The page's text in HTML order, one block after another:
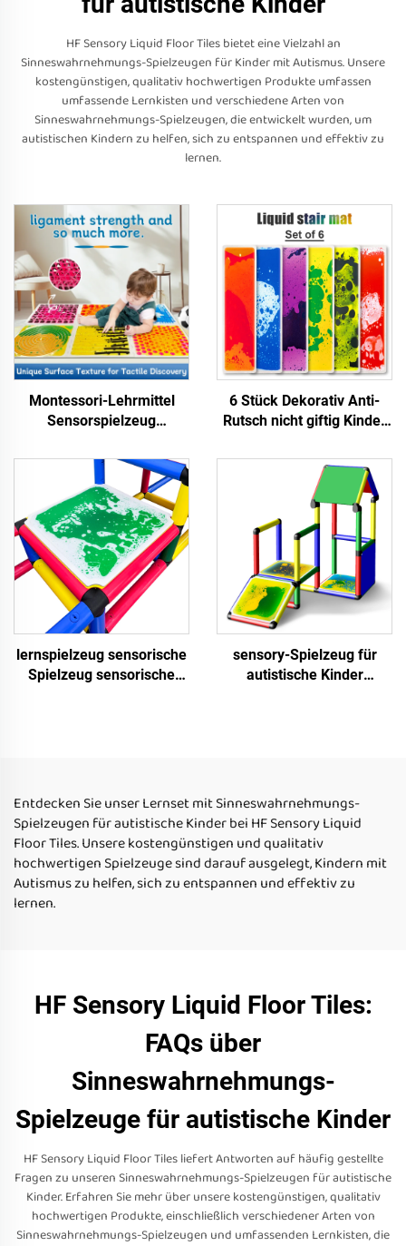
HF Sensory Liquid Floor Tiles bietet eine Vielzahl an
Sinneswahrnehmungs-Spielzeugen für Kinder mit Autismus. Unsere
kostengünstigen, qualitativ hochwertigen Produkte umfassen
umfassende Lernkisten und verschiedene Arten von
Sinneswahrnehmungs-Spielzeugen, die entwickelt wurden, um
autistischen Kindern zu helfen, sich zu entspannen und effektiv zu
lernen.
Montessori-Lehrmittel
Sensorspielzeug
Sensorik Bodenfliesen
Kinderspielmatte
Sensorspielzeug für
autistische Kinder
6 Stück Dekorativ Anti-
Rutsch nicht giftig Kinder
Bodenmatte sensorische
Spielzeug für autistische
Kinder
lernspielzeug sensorische
Spielzeug sensorische
sensory-Spielzeug für
autistische Kinder
Flüssigflächenfliesen für
Kinder
Entdecken Sie unser Lernset mit Sinneswahrnehmungs-
Spielzeugen für autistische Kinder bei HF Sensory Liquid
Floor Tiles. Unsere kostengünstigen und qualitativ
hochwertigen Spielzeuge sind darauf ausgelegt, Kindern mit
Autismus zu helfen, sich zu entspannen und effektiv zu
lernen.
HF Sensory Liquid Floor Tiles:
FAQs über
Sinneswahrnehmungs-
Spielzeuge für autistische Kinder
HF Sensory Liquid Floor Tiles liefert Antworten auf häufig gestellte
Fragen zu unseren Sinneswahrnehmungs-Spielzeugen für autistische
Kinder. Erfahren Sie mehr über unsere kostengünstigen, qualitativ
hochwertigen Produkte, einschließlich verschiedener Arten von
Sinneswahrnehmungs-Spielzeugen und umfassenden Lernkisten, die